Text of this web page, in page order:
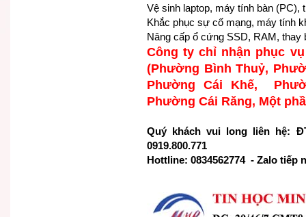
Vệ sinh laptop, máy tính bàn (PC),
Khắc phục sự cố mạng, máy tính
Nâng cấp ổ cứng SSD, RAM,
Công ty chỉ nhận phục
(Phường Bình Thuỷ,
Phường Cái Khế,
Phường Cái Răng, Một
Quý khách vui long liên hệ:
0919.800.771
Hottline: 0834562774 - Zalo tiếp